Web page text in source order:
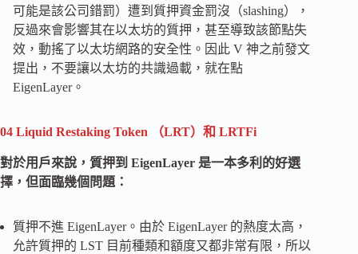
可能是該公司錯罰）遭到質押資金罰沒（slashing），
反過來會影響其在以太坊的質押，甚至導致該節點失
效，動搖了以太坊網路的安全性。因此 V 神之前發文
提出，不要讓以太坊的共識過載，就在點
EigenLayer。
04 Liquid Restaking Token （LRT）和 LRTFi
對於用戶來說，質押到 EigenLayer 是一本多利的好選
擇，但面臨幾個問題：
質押不進 EigenLayer。由於 EigenLayer 的熱度太高，
允許質押的 LST 目前種類和額度又都非常有限，所以